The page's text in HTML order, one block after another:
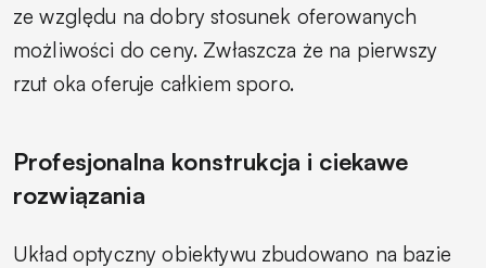
ze względu na dobry stosunek oferowanych
możliwości do ceny. Zwłaszcza że na pierwszy
rzut oka oferuje całkiem sporo.
Profesjonalna konstrukcja i ciekawe
rozwiązania
Układ optyczny obiektywu zbudowano na bazie